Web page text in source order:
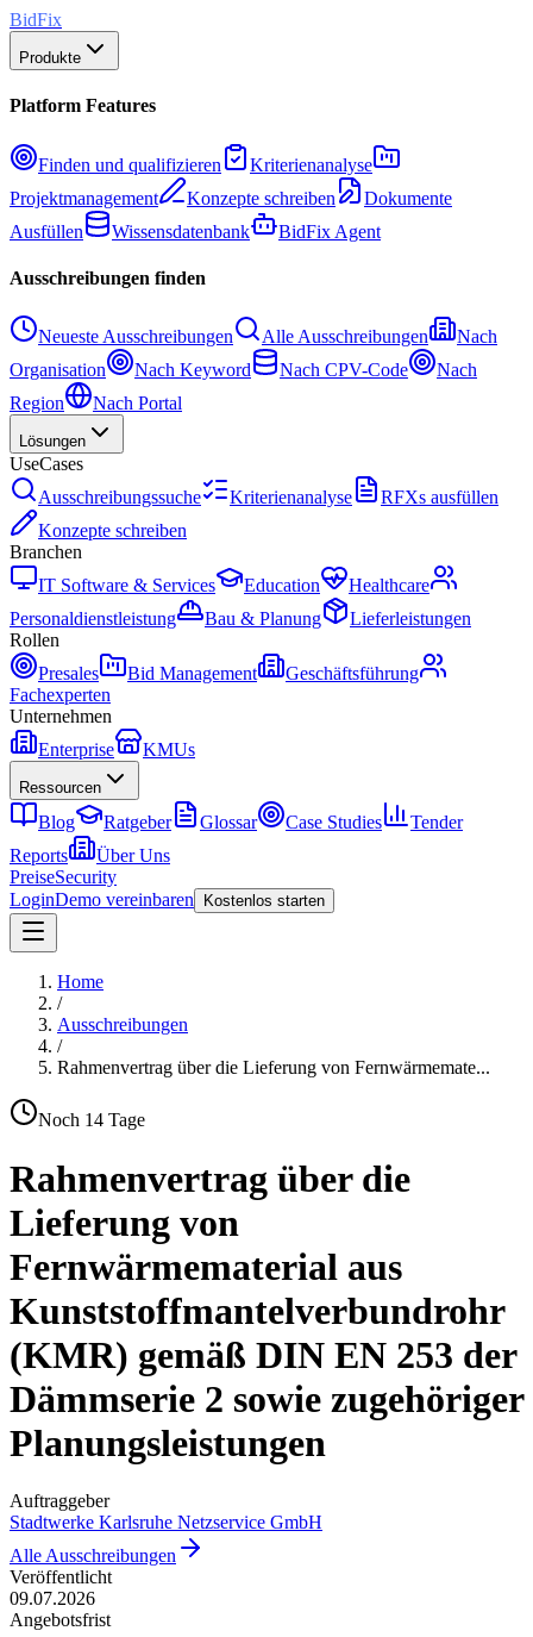
BidFix
Produkte
Platform Features
Finden und qualifizieren
Kriterienanalyse
Projektmanagement
Konzepte schreiben
Dokumente
Ausfüllen
Wissensdatenbank BidFix Agent
Ausschreibungen finden
Neueste Ausschreibungen Alle Ausschreibungen
Nach
Organisation
Nach Keyword Nach CPV-Code
Nach
Region
Nach Portal
Lösungen
UseCases
Ausschreibungssuche
Kriterienanalyse
RFXs ausfüllen
Konzepte schreiben
Branchen
IT Software & Services
Education
Healthcare
Personaldienstleistung
Bau & Planung
Lieferleistungen
Rollen
Presales
Bid Management
Geschäftsführung
Fachexperten
Unternehmen
Enterprise
KMUs
Ressourcen
Blog Ratgeber Glossar Case Studies
Tender
Reports
Über Uns
PreiseSecurity
LoginDemo vereinbaren Kostenlos starten
Home
/
Ausschreibungen
/
Rahmenvertrag über die Lieferung von Fernwärmemate...
Noch 14 Tage
Rahmenvertrag über die
Lieferung von
Fernwärmematerial aus
Kunststoffmantelverbundrohr
(KMR) gemäß DIN EN 253 der
Dämmserie 2 sowie zugehöriger
Planungsleistungen
Auftraggeber
Stadtwerke Karlsruhe Netzservice GmbH
Alle Ausschreibungen
Veröffentlicht
09.07.2026
Angebotsfrist